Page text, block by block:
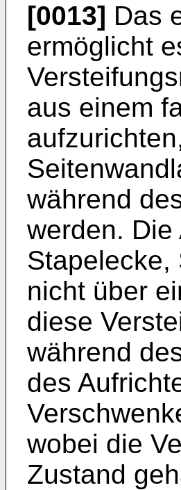
[0013] Das
ermöglicht
aus einem
während
werden.
Stapelecke,
nicht über
diese
während
des
wobei die
Zustand